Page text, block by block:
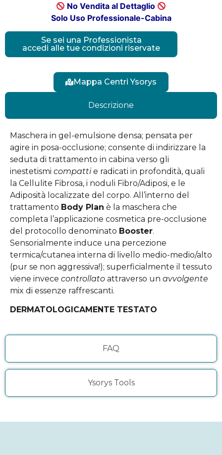
No Vendita al Dettaglio
Solo Uso Professionale-Cabina
Se sei una Professionista
accedi alle tue condizioni riservate
Mappa Centri Ysorys
Descrizione
FAQ
Ysorys Tools
Maschera in gel-emulsione densa; pensata per
agire in posa-occlusione; consente di indirizzare la
seduta di trattamento in cabina verso gli
inestetismi compattie radicati in profondità, quali
la Cellulite Fibrosa, i noduli Fibro/Adiposi, e le
Adiposità localizzate del corpo. All’interno del
trattamento Body Plan è la maschera che
completa l’applicazione cosmetica pre-occlusione
del protocollo denominato Booster.
Sensorialmente induce una percezione
termica/cutanea interna di livello medio-medio/alto
(pur se non aggressiva!); superficialmente il tessuto
viene invece controllato attraverso un avvolgente
mix di essenze raffrescanti.
DERMATOLOGICAMENTE TESTATO